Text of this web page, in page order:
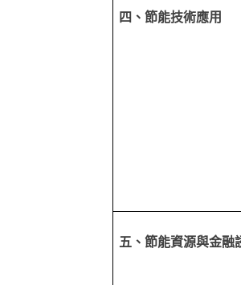
四、節能技術應用
五、節能資源與金融